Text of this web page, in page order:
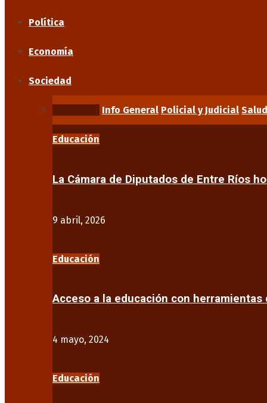
Política
Economía
Sociedad
Info General Policial y Judicial Salud
Educación
La Cámara de Diputados de Entre Ríos
9 abril, 2026
Educación
Acceso a la educación con
4 mayo, 2024
Educación